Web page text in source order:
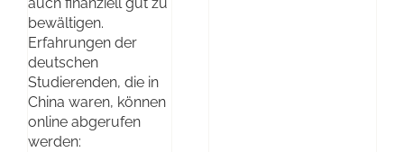
bewältigen.
Erfahrungen der
deutschen
Studierenden, die in
China waren, können
online abgerufen
werden: